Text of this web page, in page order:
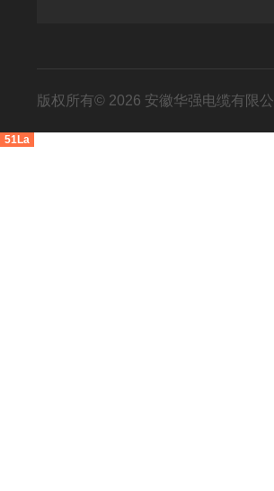
版权所有© 2026 安徽华强电缆有
51La